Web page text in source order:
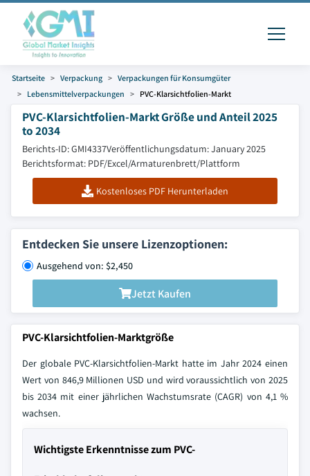
Startseite Verpackung
Verpackungen für Konsumgüter
Lebensmittelverpackungen
PVC-Klarsichtfolien-Markt
PVC-Klarsichtfolien-Markt Größe und Anteil 2025
to 2034
Berichts-ID: GMI4337Veröffentlichungsdatum: January 2025
Berichtsformat: PDF/Excel/Armaturenbrett/Plattform
Kostenloses PDF Herunterladen
Entdecken Sie unsere Lizenzoptionen:
Ausgehend von: $2,450
Jetzt Kaufen
PVC-Klarsichtfolien-Marktgröße
Der globale PVC-Klarsichtfolien-Markt hatte im Jahr 2024 einen
Wert von 846,9 Millionen USD und wird voraussichtlich von 2025
bis 2034 mit einer jährlichen Wachstumsrate (CAGR) von 4,1 %
wachsen.
Wichtigste Erkenntnisse zum PVC-